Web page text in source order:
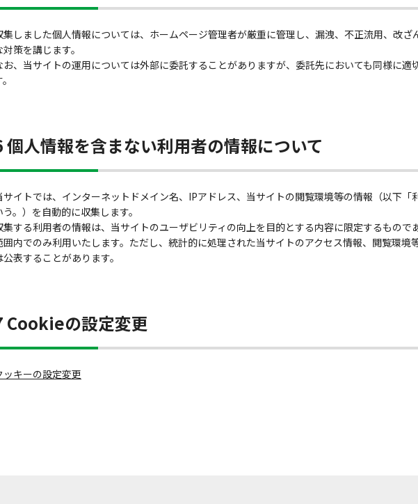
集しました個人情報については、ホームページ管理者が厳重に管理し、漏洩、不正流用、改ざ
対策を講じます。
お、当サイトの運用については外部に委託することがありますが、委託先においても同様に適
個人情報を含まない利用者の情報について
サイトでは、インターネットドメイン名、IPアドレス、当サイトの閲覧環境等の情報（以下「
う。）を自動的に収集します。
集する利用者の情報は、当サイトのユーザビリティの向上を目的とする内容に限定するもので
囲内でのみ利用いたします。ただし、統計的に処理された当サイトのアクセス情報、閲覧環境
公表することがあります。
Cookieの設定変更
ッキーの設定変更